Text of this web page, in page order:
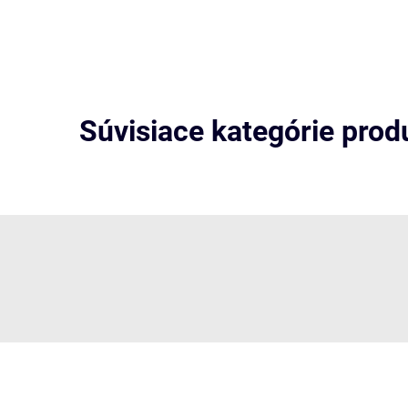
Súvisiace kategórie